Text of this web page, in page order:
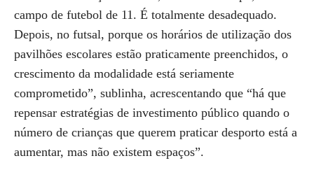
campo de futebol de 11. É totalmente desadequado.
Depois, no futsal, porque os horários de utilização dos
pavilhões escolares estão praticamente preenchidos, o
crescimento da modalidade está seriamente
comprometido”, sublinha, acrescentando que “há que
repensar estratégias de investimento público quando o
número de crianças que querem praticar desporto está a
aumentar, mas não existem espaços”.